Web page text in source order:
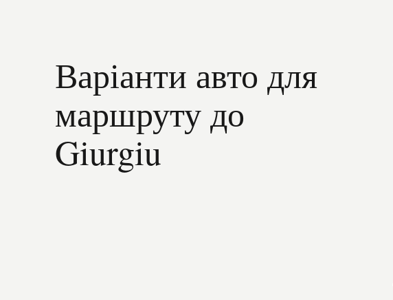
Варіанти авто для
маршруту до
Giurgiu